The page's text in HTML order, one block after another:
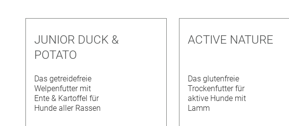
JUNIOR DUCK &
POTATO
Das getreidefreie
Welpenfutter mit
Ente & Kartoffel für
Hunde aller Rassen
ACTIVE NATURE
Das glutenfreie
Trockenfutter für
aktive Hunde mit
Lamm